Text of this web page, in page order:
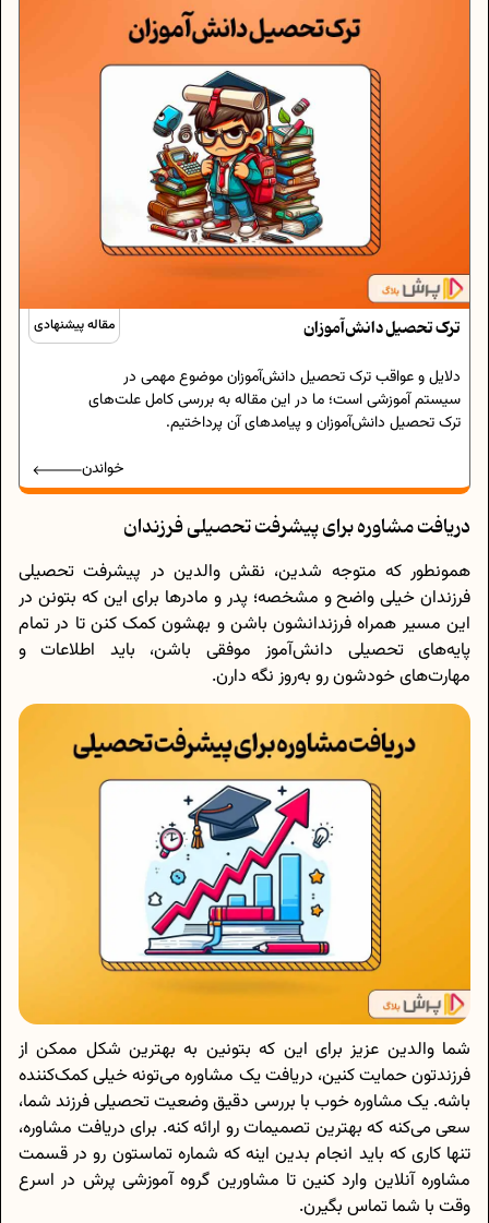
مقاله پیشنهادی ترک تحصیل دانش‌آموزان
دلایل و عواقب ترک تحصیل دانش‌آموزان موضوع مهمی در
سیستم آموزشی است؛ ما در این مقاله به بررسی کامل علت‌های
ترک تحصیل دانش‌آموزان و پیامد‌های آن پرداختیم.
خواندن
دریافت مشاوره برای پیشرفت تحصیلی فرزندان
همونطور که متوجه شدین، نقش والدین در پیشرفت تحصیلی
فرزندان خیلی واضح و مشخصه؛ پدر و مادرها برای این که بتونن در
این مسیر همراه فرزندانشون باشن و بهشون کمک کنن تا در تمام
پایه‌های تحصیلی دانش‌آموز موفقی باشن، باید اطلاعات و
مهارت‌های خودشون رو به‌روز نگه دارن.
شما والدین عزیز برای این که بتونین به بهترین شکل ممکن از
فرزندتون حمایت کنین، دریافت یک مشاوره می‌تونه خیلی کمک‌کننده
باشه. یک مشاوره خوب با بررسی دقیق وضعیت تحصیلی فرزند شما،
سعی می‌کنه که بهترین تصمیمات رو ارائه کنه. برای دریافت مشاوره،
تنها کاری که باید انجام بدین اینه که شماره تماستون رو در قسمت
مشاوره آنلاین وارد کنین تا مشاورین گروه آموزشی پرش در اسرع
وقت با شما تماس بگیرن.